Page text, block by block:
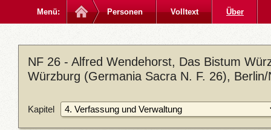
Menü: Personen Volltext Über
NF 26 - Alfred Wendehorst, Das Bistum
Würzburg (Germania Sacra N. F. 26), Berlin/
Kapitel